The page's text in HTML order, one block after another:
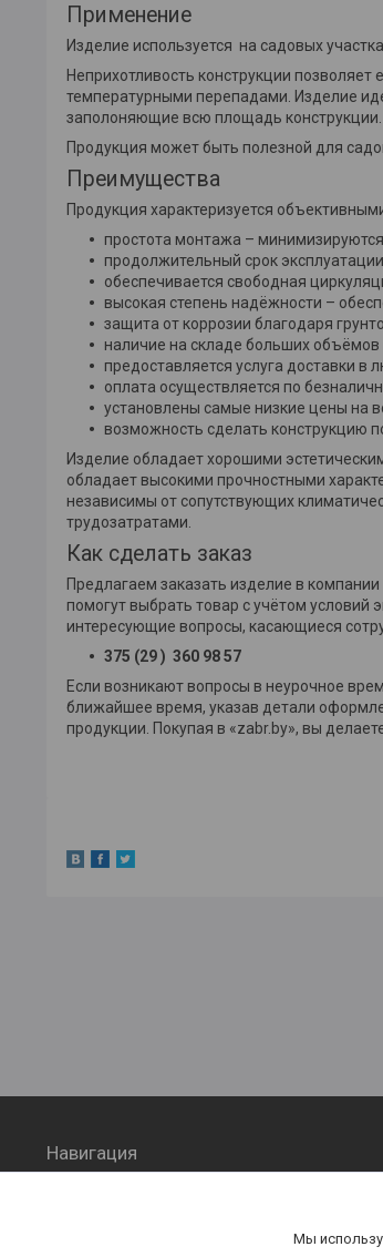
Применение
Изделие используется на садовых
Неприхотливость конструкции
температурными перепадами. Изделие
заполоняющие всю площадь конструкции.
Продукция может быть полезной для
Преимущества
Продукция характеризуется
простота монтажа –
продолжительный срок
обеспечивается свободная
высокая степень надёжности –
защита от коррозии благодаря
наличие на складе больших
предоставляется услуга доставки в
оплата осуществляется по
установлены самые низкие цены на
возможность сделать конструкцию
Изделие обладает хорошими
обладает высокими прочностными
независимы от сопутствующих
трудозатратами.
Как сделать заказ
Предлагаем заказать изделие в
помогут выбрать товар с учётом условий
интересующие вопросы, касающиеся
375 (29 ) 360 98 57
Если возникают вопросы в неурочное
ближайшее время, указав детали
продукции. Покупая в «zabr.by», вы
Навигация
Мы